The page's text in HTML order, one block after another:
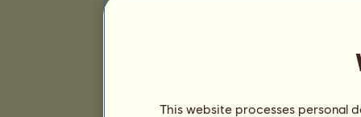
This website processes personal